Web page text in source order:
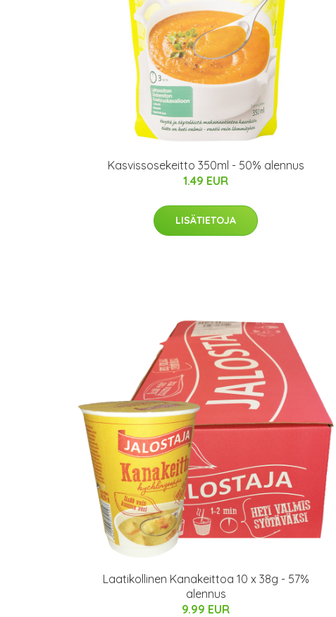
Kasvissosekeitto 350ml - 50% alennus
1.49 EUR
LISÄTIETOJA
Laatikollinen Kanakeittoa 10 x 38g - 57%
alennus
9.99 EUR